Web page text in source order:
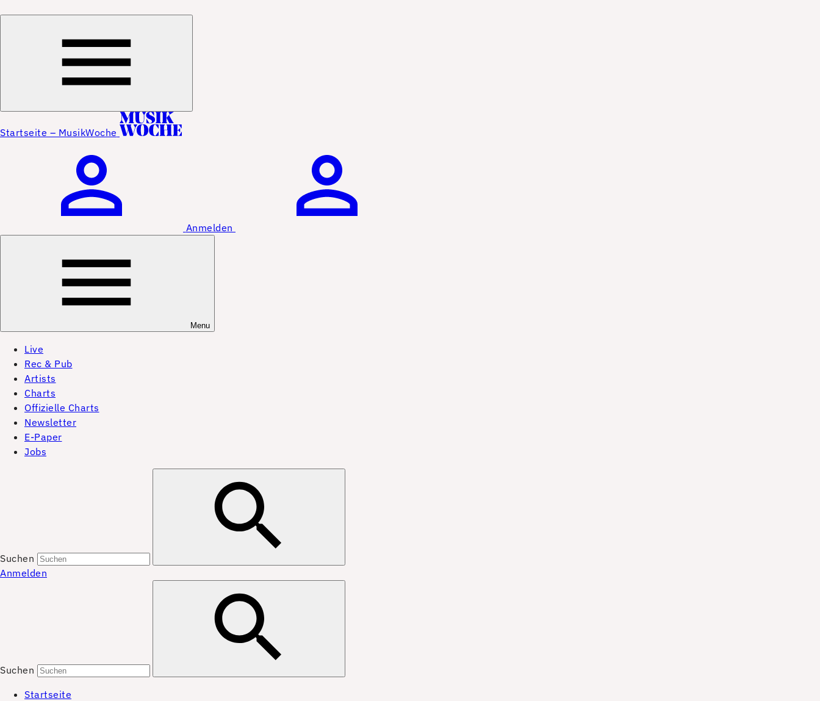
Startseite – MusikWoche
Anmelden
Menu
Live
Rec & Pub
Artists
Charts
Offizielle Charts
Newsletter
E-Paper
Jobs
Suchen
Anmelden
Suchen
Startseite